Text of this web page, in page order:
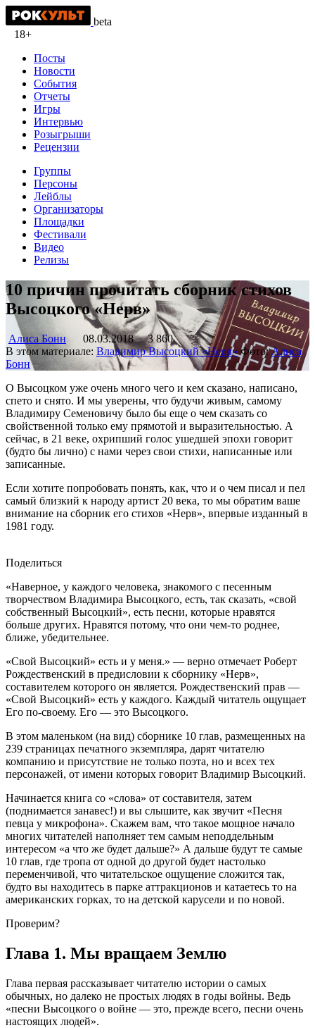
beta
18+
Посты
Новости
События
Отчеты
Игры
Интервью
Розыгрыши
Рецензии
Группы
Персоны
Лейблы
Организаторы
Площадки
Фестивали
Видео
Релизы
10 причин прочитать сборник стихов
Высоцкого «Нерв»
Алиса Бонн 08.03.2018
3 860
В этом материале: Владимир Высоцкий «Нерв» Фото:Алиса
Бонн
О Высоцком уже очень много чего и кем сказано, написано,
спето и снято. И мы уверены, что будучи живым, самому
Владимиру Семеновичу было бы еще о чем сказать со
свойственной только ему прямотой и выразительностью. А
сейчас, в 21 веке, охрипший голос ушедшей эпохи говорит
(будто бы лично) с нами через свои стихи, написанные или
записанные.
Если хотите попробовать понять, как, что и о чем писал и пел
самый близкий к народу артист 20 века, то мы обратим ваше
внимание на сборник его стихов «Нерв», впервые изданный в
1981 году.
Поделиться
«Наверное, у каждого человека, знакомого с песенным
творчеством Владимира Высоцкого, есть, так сказать, «свой
собственный Высоцкий», есть песни, которые нравятся
больше других. Нравятся потому, что они чем-то роднее,
ближе, убедительнее.
«Свой Высоцкий» есть и у меня.» — верно отмечает Роберт
Рождественский в предисловии к сборнику «Нерв»,
составителем которого он является. Рождественский прав —
«Свой Высоцкий» есть у каждого. Каждый читатель ощущает
Его по-своему. Его — это Высоцкого.
В этом маленьком (на вид) сборнике 10 глав, размещенных на
239 страницах печатного экземпляра, дарят читателю
компанию и присутствие не только поэта, но и всех тех
персонажей, от имени которых говорит Владимир Высоцкий.
Начинается книга со «слова» от составителя, затем
(поднимается занавес!) и вы слышите, как звучит «Песня
певца у микрофона». Скажем вам, что такое мощное начало
многих читателей наполняет тем самым неподдельным
интересом «а что же будет дальше?» А дальше будут те самые
10 глав, где тропа от одной до другой будет настолько
переменчивой, что читательское ощущение сложится так,
будто вы находитесь в парке аттракционов и катаетесь то на
американских горках, то на детской карусели и по новой.
Проверим?
Глава 1. Мы вращаем Землю
Глава первая рассказывает читателю истории о самых
обычных, но далеко не простых людях в годы войны. Ведь
«песни Высоцкого о войне — это, прежде всего, песни очень
настоящих людей».